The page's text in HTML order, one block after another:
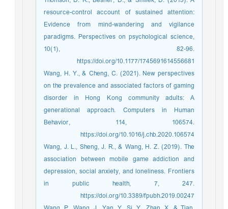
resource-control account of sustained attention:
Evidence from mind-wandering and vigilance
paradigms. Perspectives on psychological science,
10(1), 82-96.
https://doi.org/10.1177/1745691614556681
Wang, H. Y., & Cheng, C. (2021). New perspectives
on the prevalence and associated factors of gaming
disorder in Hong Kong community adults: A
generational approach. Computers in Human
Behavior, 114, 106574.
https://doi.org/10.1016/j.chb.2020.106574
Wang, J. L., Sheng, J. R., & Wang, H. Z. (2019). The
association between mobile game addiction and
depression, social anxiety, and loneliness. Frontiers
in public health, 7, 247.
https://doi.org/10.3389/fpubh.2019.00247